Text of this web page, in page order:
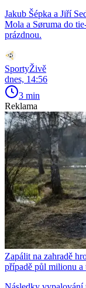
Jakub Šépka a Jiří
Mola a Søruma do
prázdnou.
SportyŽivě
dnes, 14:56
3 min
Reklama
Zapálit na zahradě
případě půl milionu a